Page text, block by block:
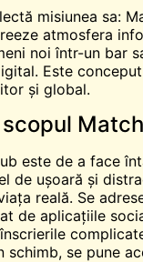
misiunea sa:
atmosfera
noi într-un bar
Este
și global.
este de a face
de ușoară și
reală. Se
de aplicațiile
schimb, se pune